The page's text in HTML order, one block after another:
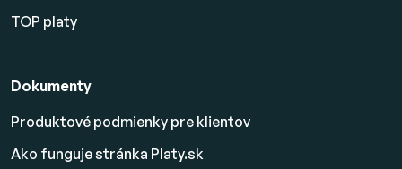
TOP platy
Dokumenty
Produktové podmienky pre klientov
Ako funguje stránka Platy.sk